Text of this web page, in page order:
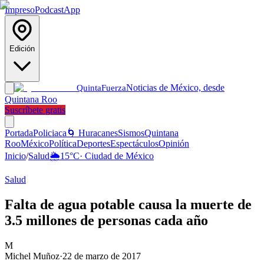
ImpresoPodcastApp
Edición
QuintaFuerzaNoticias de México, desde
Quintana Roo
Suscríbete gratis
PortadaPoliciaca 🌀 HuracanesSismosQuintana
RooMéxicoPolíticaDeportesEspectáculosOpinión
Inicio/Salud🌦️15°C· Ciudad de México
Salud
Falta de agua potable causa la muerte de
3.5 millones de personas cada año
M
Michel Muñoz·22 de marzo de 2017